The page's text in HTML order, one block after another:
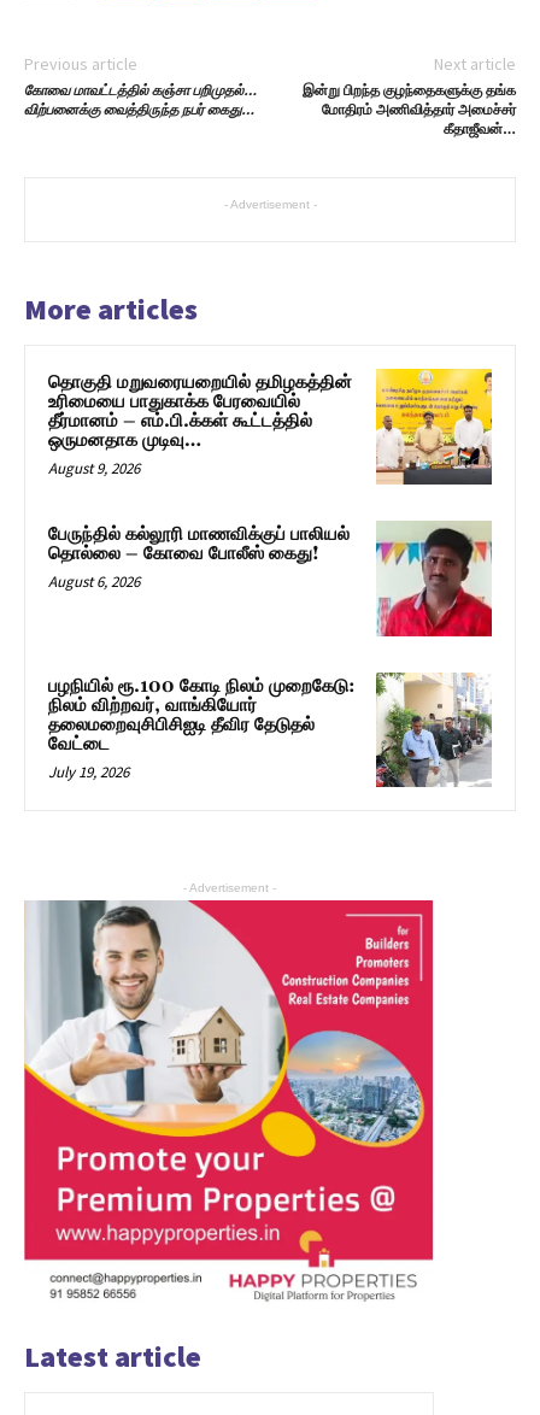
Previous article
கோவை மாவட்டத்தில் கஞ்சா பறிமுதல்…
விற்பனைக்கு வைத்திருந்த நபர் கைது…
Next article
இன்று பிறந்த குழந்தைகளுக்கு தங்க
மோதிரம் அணிவித்தார் அமைச்சர்
கீதாஜீவன்…
- Advertisement -
More articles
தொகுதி மறுவரையறையில் தமிழகத்தின்
உரிமையை பாதுகாக்க பேரவையில்
தீர்மானம் – எம்.பி.க்கள் கூட்டத்தில்
ஒருமனதாக முடிவு…
August 9, 2026
பேருந்தில் கல்லூரி மாணவிக்குப் பாலியல்
தொல்லை – கோவை போலீஸ் கைது!
August 6, 2026
பழநியில் ரூ.100 கோடி நிலம் முறைகேடு:
நிலம் விற்றவர், வாங்கியோர்
தலைமறைவுசிபிசிஐடி தீவிர தேடுதல்
வேட்டை
July 19, 2026
- Advertisement -
Latest article